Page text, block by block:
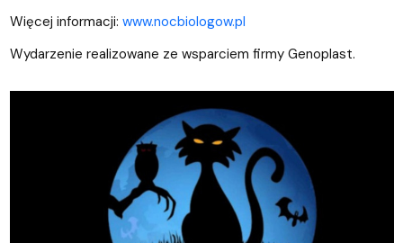
Więcej informacji: www.nocbiologow.pl
Wydarzenie realizowane ze wsparciem firmy Genoplast.